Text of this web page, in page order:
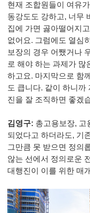
현재 조합원들이 여유
동강도도 강하고, 너무
집에 가면 곯아떨어지
없어요. 그럼에도 열심
보장의 경우 어쨌거나
로 해야 하는 과제가
하고요. 마지막으로 함
도 큽니다. 같이 하니까
진을 잘 조직하면 좋겠
김영구: 총고용보장, 고
되었다고 하더라도, 기
그만큼 못 받으면 정의
않는 선에서 정의로운
대행진이 이를 위한 매